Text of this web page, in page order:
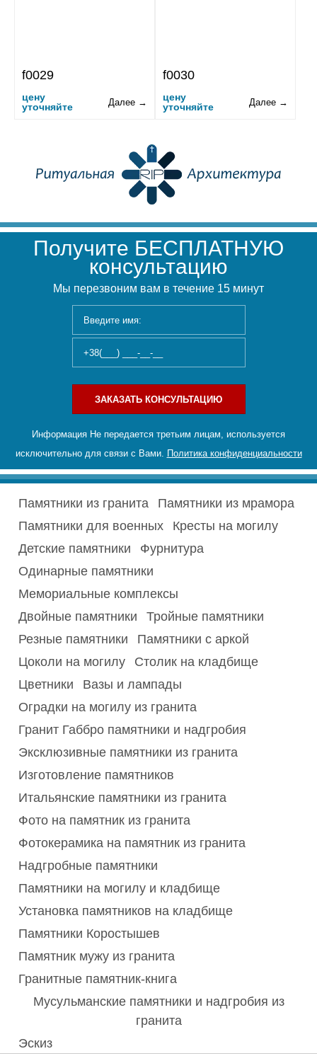
f0029
цену
уточняйте
Далее →
f0030
цену
уточняйте
Далее →
Получите БЕСПЛАТНУЮ
консультацию
Мы перезвоним вам в течение 15 минут
ЗАКАЗАТЬ КОНСУЛЬТАЦИЮ
Информация Не передается третьим лицам, используется
исключительно для связи с Вами. Политика конфиденциальности
Памятники из гранита
Памятники из мрамора
Памятники для военных
Кресты на могилу
Детские памятники
Фурнитура
Одинарные памятники
Мемориальные комплексы
Двойные памятники
Тройные памятники
Резные памятники
Памятники с аркой
Цоколи на могилу
Столик на кладбище
Цветники
Вазы и лампады
Оградки на могилу из гранита
Гранит Габбро памятники и надгробия
Эксклюзивные памятники из гранита
Изготовление памятников
Итальянские памятники из гранита
Фото на памятник из гранита
Фотокерамика на памятник из гранита
Надгробные памятники
Памятники на могилу и кладбище
Установка памятников на кладбище
Памятники Коростышев
Памятник мужу из гранита
Гранитные памятник-книга
Мусульманские памятники и надгробия из
гранита
Эскиз